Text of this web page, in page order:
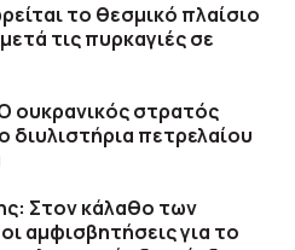
το θεσμικό πλαίσιο
τις πυρκαγιές σε
ουκρανικός στρατός
διυλιστήρια πετρελαίου
Στον κάλαθο των
αμφισβητήσεις για το